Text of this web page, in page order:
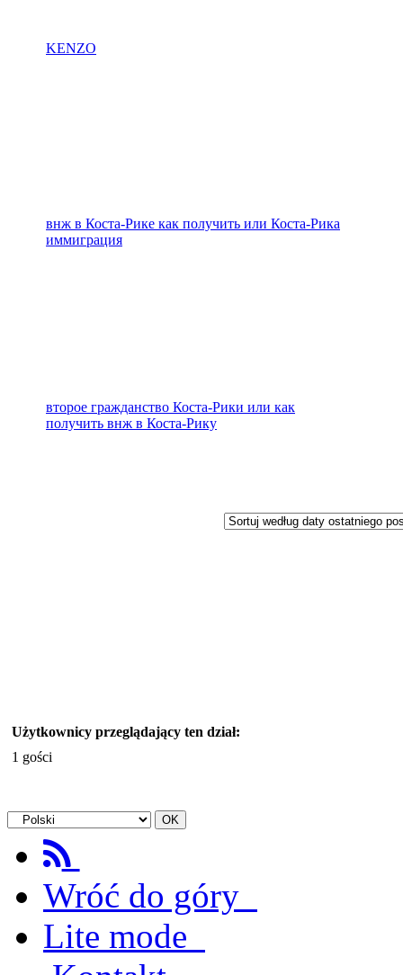
KENZO
внж в Коста-Рике как получить или Коста-Рика
иммиграция
второе гражданство Коста-Рики или как
получить внж в Коста-Рику
Użytkownicy przeglądający ten dział:
1 gości
Wróć do góry
Lite mode